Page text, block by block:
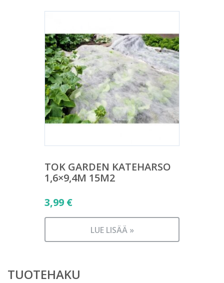
TOK GARDEN KATEHARSO
1,6×9,4M 15M2
3,99 €
LUE LISÄÄ »
TUOTEHAKU